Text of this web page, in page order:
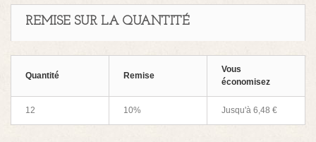
REMISE SUR LA QUANTITÉ
Quantité Remise
Vous
économisez
12 10% Jusqu'à 6,48 €